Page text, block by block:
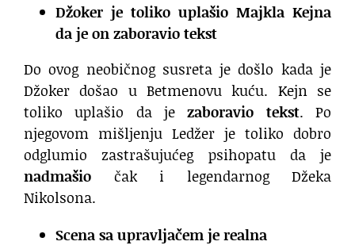
Džoker je toliko uplašio Majkla Kejna
da je on zaboravio tekst
Do ovog neobičnog susreta je došlo kada je
Džoker došao u Betmenovu kuću. Kejn se
toliko uplašio da jezaboravio tekst. Po
njegovom mišljenju Ledžer je toliko dobro
odglumio zastrašujućeg psihopatu da je
nadmašio čak i legendarnog Džeka
Nikolsona.
Scena sa upravljačem je realna